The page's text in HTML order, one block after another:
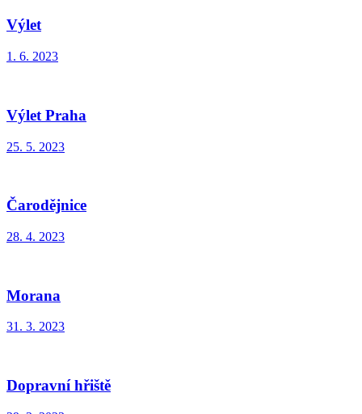
Výlet
1. 6. 2023
Výlet Praha
25. 5. 2023
Čarodějnice
28. 4. 2023
Morana
31. 3. 2023
Dopravní hřiště